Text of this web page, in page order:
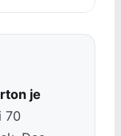
je
70